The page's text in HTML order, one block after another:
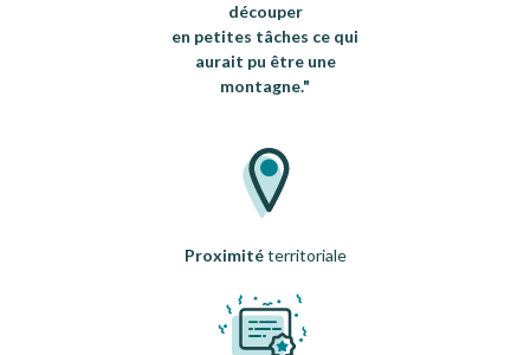
découper
en petites tâches ce qui
aurait pu être une
montagne."
Proximitéterritoriale